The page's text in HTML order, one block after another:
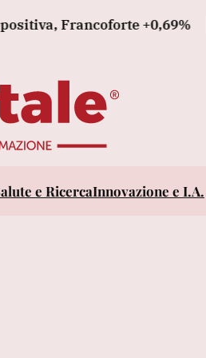
Francoforte +0,69%
e RicercaInnovazione e I.A.